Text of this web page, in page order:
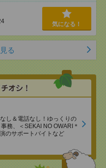
気になる！
る
し＆電話なし！ゆっくりの
務、＜SEKAI NO OWARI＊
のサポートバイトなど